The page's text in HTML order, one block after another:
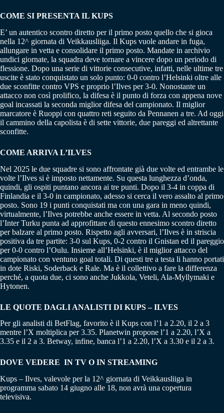
COME SI PRESENTA IL KUPS
E’ un autentico scontro diretto per il primo posto quello che si gioca
nella 12^ giornata di Veikkausliiga. Il Kups vuole andare in fuga,
allungare in vetta e consolidare il primo posto. Mandate in archivio
undici giornate, la squadra deve tornare a vincere dopo un periodo di
flessione. Dopo una serie di vittorie consecutive, infatti, nelle ultime tre
uscite è stato conquistato un solo punto: 0-0 contro l’Helsinki oltre alle
due sconfitte contro VPS e proprio l’Ilves per 3-0. Nonostante un
attacco non così prolifico, la difesa è il punto di forza con appena nove
goal incassati la seconda miglior difesa del campionato. Il miglior
marcatore è Ruoppi con quattro reti seguito da Pennanen a tre. Ad oggi
il cammino della capolista è di sette vittorie, due pareggi ed altrettante
sconfitte.
COME ARRIVA L’ILVES
Nel 2025 le due squadre si sono affrontate già due volte ed entrambe le
volte l’Ilves si è imposto nettamente. Su questa lunghezza d’onda,
quindi, gli ospiti puntano ancora ai tre punti. Dopo il 3-4 in coppa di
Finlandia e il 3-0 in campionato, adesso si cerca il vero assalto al primo
posto. Sono 19 i punti conquistati ma con una gara in meno quindi,
virtualmente, l’Ilves potrebbe anche essere in vetta. Al secondo posto
l’Inter Turku punta ad approfittare di questo ennesimo scontro diretto
per balzare al primo posto. Rispetto agli avversari, l’Ilves è in striscia
positiva da tre partite: 3-0 sul Kups, 0-2 contro il Gnistan ed il pareggio
per 0-0 contro l’Oulu. Insieme all’Helsinki, è il miglior attacco del
campionato con ventuno goal totali. Di questi tre a testa li hanno portati
in dote Riski, Soderback e Rale. Ma è il collettivo a fare la differenza
perché, a quota due, ci sono anche Jukkola, Veteli, Ala-Myllymaki e
Hytonen.
LE QUOTE DAGLI ANALISTI DI KUPS – ILVES
Per gli analisti di BetFlag, favorito è il Kups con l’1 a 2.20, il 2 a 3
mentre l’X moltiplica per 3.35. Planetwin propone l’1 a 2.20, l’X a
3.35 e il 2 a 3. Betway, infine, banca l’1 a 2.20, l’X a 3.30 e il 2 a 3.
DOVE VEDERE IN TV O IN STREAMING
Kups – Ilves, valevole per la 12^ giornata di Veikkausliiga in
programma sabato 14 giugno alle 18, non avrà una copertura
televisiva.